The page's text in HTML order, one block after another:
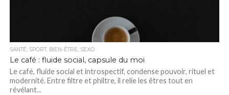
SANTÉ, SPORT, BIEN-ÊTRE, SEXO
Le café : fluide social, capsule du moi
Le café, fluide social et introspectif, condense pouvoir, rituel et
modernité. Entre filtre et philtre, il relie les êtres tout en
révélant...